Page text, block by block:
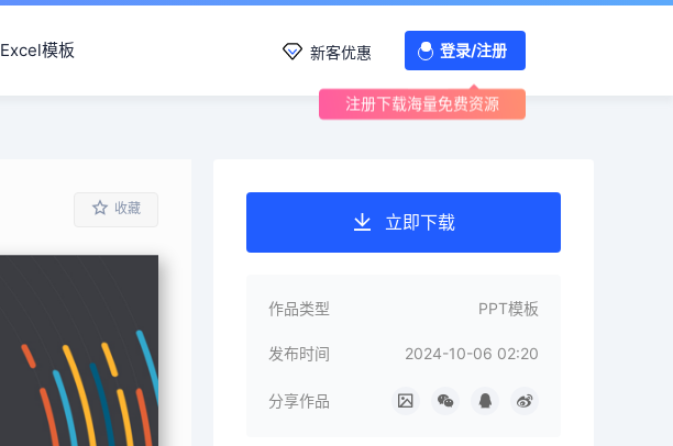
Excel模板 新客优惠 登录/注册
注册下载海量免费资源
收藏
立即下载
作品类型 PPT模板
发布时间 2024-10-06 02:20
分享作品